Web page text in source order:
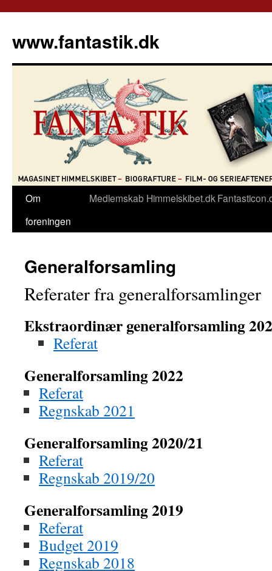
indhold
www.fantastik.dk
Om
foreningen
Medlemskab Himmelskibet.dk
Generalforsamling
Referater fra generalforsamlinger
Ekstraordinær generalforsamling
Referat
Generalforsamling 2022
Referat
Regnskab 2021
Generalforsamling 2020/21
Referat
Regnskab 2019/20
Generalforsamling 2019
Referat
Budget 2019
Regnskab 2018